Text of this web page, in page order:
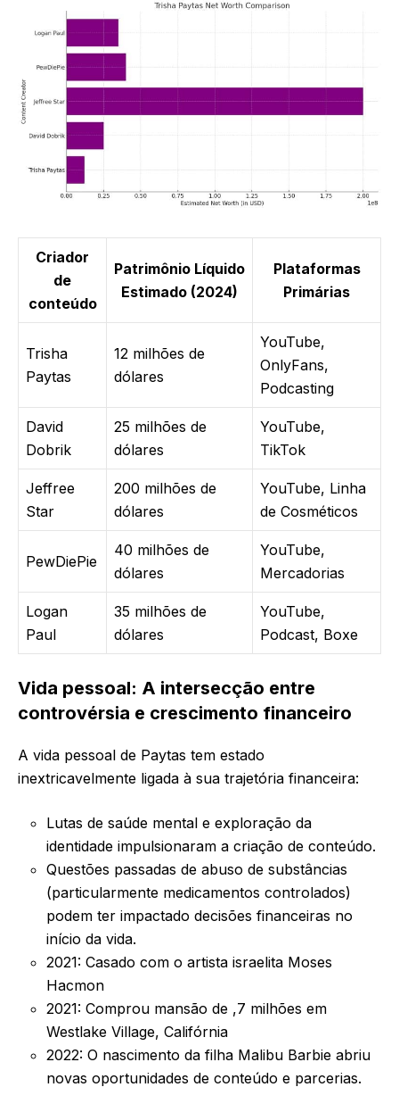
Criador
de
conteúdo
Patrimônio Líquido
Estimado (2024)
Plataformas
Primárias
Trisha
Paytas
12 milhões de
dólares
YouTube,
OnlyFans,
Podcasting
David
Dobrik
25 milhões de
dólares
YouTube,
TikTok
Jeffree
Star
200 milhões de
dólares
YouTube, Linha
de Cosméticos
PewDiePie
40 milhões de
dólares
YouTube,
Mercadorias
Logan
Paul
35 milhões de
dólares
YouTube,
Podcast, Boxe
Vida pessoal: A intersecção entre
controvérsia e crescimento financeiro
A vida pessoal de Paytas tem estado
inextricavelmente ligada à sua trajetória financeira:
Lutas de saúde mental e exploração da
identidade impulsionaram a criação de conteúdo.
Questões passadas de abuso de substâncias
(particularmente medicamentos controlados)
podem ter impactado decisões financeiras no
início da vida.
2021: Casado com o artista israelita Moses
Hacmon
2021: Comprou mansão de ,7 milhões em
Westlake Village, Califórnia
2022: O nascimento da filha Malibu Barbie abriu
novas oportunidades de conteúdo e parcerias.